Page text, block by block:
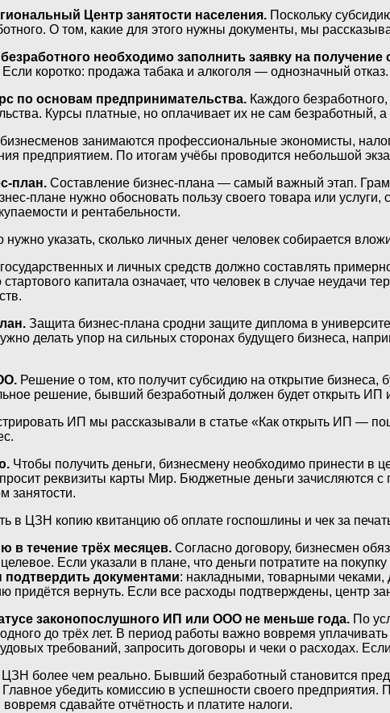
Центр занятости населения. Поскольку
О том, какие для этого нужны документы, мы
необходимо заполнить заявку на получение
Если коротко: продажа табака и алкоголя — однозначный
по основам предпринимательства. Каждого
Курсы платные, но оплачивает их не сам безработный,
занимаются профессиональные экономисты,
предприятием. По итогам учёбы проводится небольшой
план. Составление бизнес-плана — самый важный этап.
плане нужно обосновать пользу своего товара или
и рентабельности.
указать, сколько личных денег человек собирается
и личных средств должно составлять
капитала означает, что человек в случае неудачи
Защита бизнес-плана сродни защите диплома в
делать упор на сильных сторонах будущего бизнеса,
Решение о том, кто получит субсидию на открытие
решение, бывший безработный должен будет открыть
ИП мы рассказывали в статье «Как открыть ИП —
Чтобы получить деньги, бизнесмену необходимо принести
реквизиты карты Мир. Бюджетные деньги
занятости.
в ЦЗН копию квитанцию об оплате госпошлины и чек за
в течение трёх месяцев. Согласно договору, бизнесмен
Если указали в плане, что деньги потратите на
документами: накладными, товарными
придётся вернуть. Если все расходы подтверждены, центр
законопослушного ИП или ООО не меньше года. По
до трёх лет. В период работы важно вовремя
требований, запросить договоры и чеки о расходах.
ЦЗН более чем реально. Бывший безработный становится
Главное убедить комиссию в успешности своего
сдавайте отчётность и платите налоги.